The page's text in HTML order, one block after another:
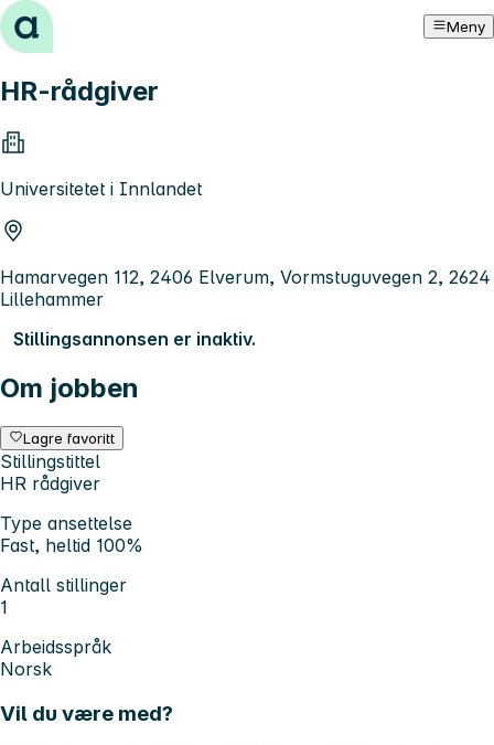
Hopp til innhold Meny
HR-rådgiver
Universitetet i Innlandet
Hamarvegen 112, 2406 Elverum, Vormstuguvegen 2, 2624
Lillehammer
Stillingsannonsen er inaktiv.
Om jobben
Lagre favoritt
Stillingstittel
HR rådgiver
Type ansettelse
Fast, heltid 100%
Antall stillinger
1
Arbeidsspråk
Norsk
Vil du være med?